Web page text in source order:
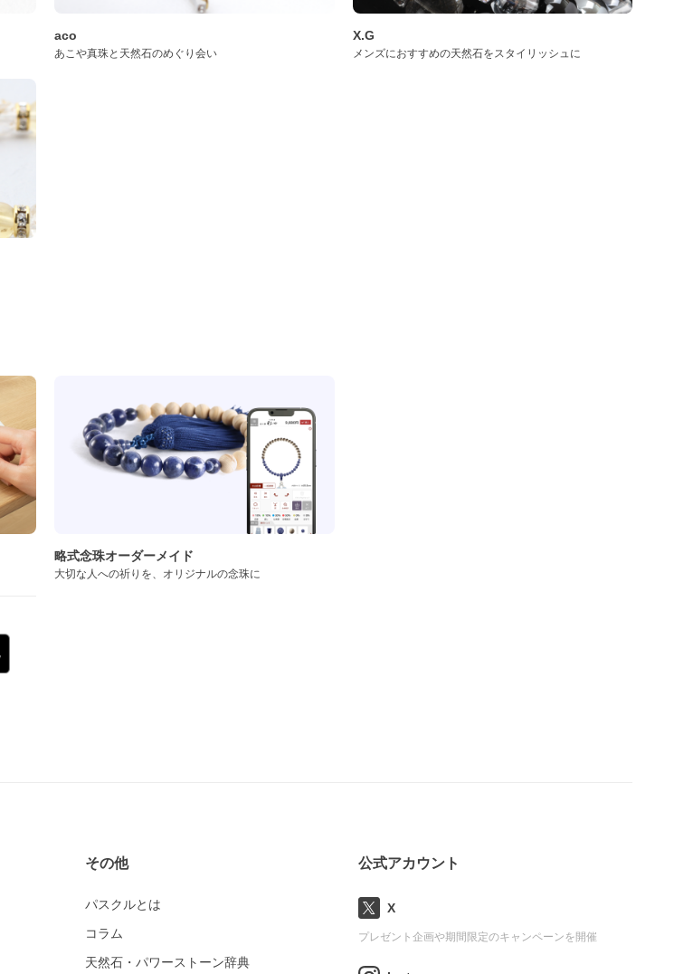
aco
あこや真珠と天然石のめぐり会い
X.G
メンズにおすすめの天然石をスタイリッシュに
略式念珠オーダーメイド
大切な人への祈りを、オリジナルの念珠に
その他
パスクルとは
コラム
天然石・パワーストーン辞典
公式アカウント
X
プレゼント企画や期間限定のキャンペーンを開催